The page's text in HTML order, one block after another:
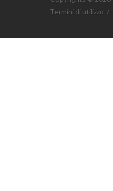
Termini di utilizzo /